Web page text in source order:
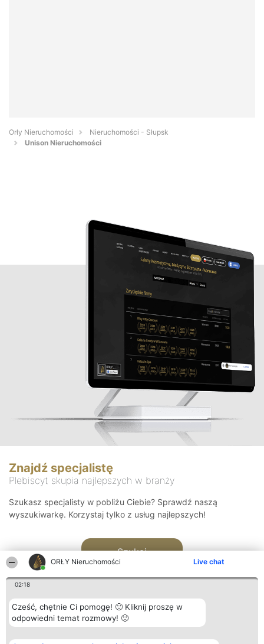
ORŁY Nieruchomości Live chat
02:18
Cześć, chętnie Ci pomogę! 🙂 Kliknij proszę w
odpowiedni temat rozmowy! 🙂
Orły Nieruchomości
Nieruchomości - Słupsk
Unison Nieruchomości
Znajdź specjalistę
Plebiscyt skupia najlepszych w branży
Szukasz specjalisty w pobliżu Ciebie? Sprawdź naszą
wyszukiwarkę. Korzystaj tylko z usług najlepszych!
Szukaj
Organizator plebiscytu Plebiscyt Kontakt